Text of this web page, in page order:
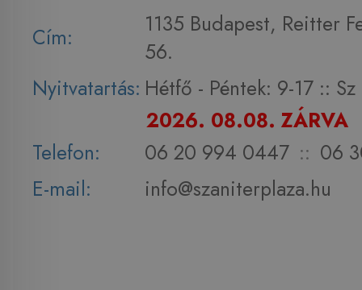
Cím:
1135 Budapest, Reitter
56.
Nyitvatartás: Hétfő - Péntek: 9-17 :: Sz
2026. 08.08. ZÁRVA
Telefon:
06 20 994 0447 :: 06
E-mail:
info@szaniterplaza.hu